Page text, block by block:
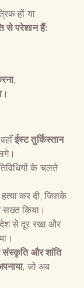
हों या
से परेशान हैं:
,
।
ईस्ट तुर्किस्तान
के चलते
कर दी, जिसके
सख्त किया।
से दूर रखा और
संस्कृति और शांति
, जो अब